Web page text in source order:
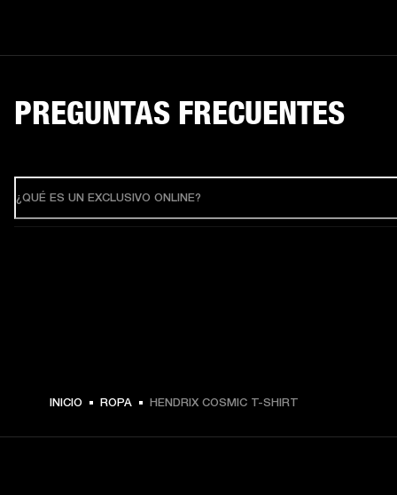
$ 49.99 -
PREGUNTAS FRECUENTES
¿QUÉ ES UN EXCLUSIVO ONLINE?
INICIO ROPA HENDRIX COSMIC T-SHIRT